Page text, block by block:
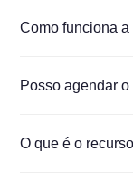
Como funciona
Posso agendar
O que é o